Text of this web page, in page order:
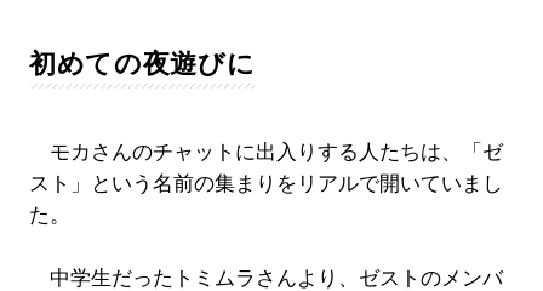
初めての夜遊びに
モカさんのチャットに出入りする人たちは、「ゼ
スト」という名前の集まりをリアルで開いていまし
た。
中学生だったトミムラさんより、ゼストのメンバ